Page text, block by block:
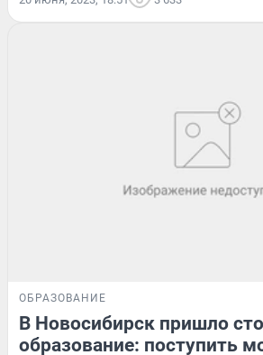
ОБРАЗОВАНИЕ
В Новосибирск пришло
образование: поступить